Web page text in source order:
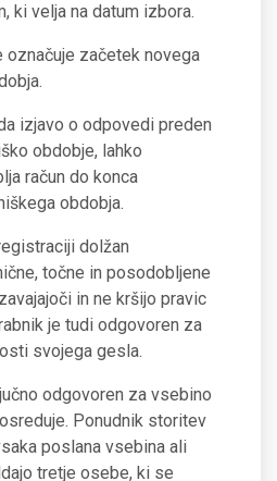
ki velja na datum izbora.
označuje začetek novega
izjavo o odpovedi preden
obdobje, lahko
račun do konca
obdobja.
dolžan
točne in posodobljene
in ne kršijo pravic
je tudi odgovoren za
svojega gesla.
odgovoren za vsebino
Ponudnik storitev
poslana vsebina ali
tretje osebe, ki se